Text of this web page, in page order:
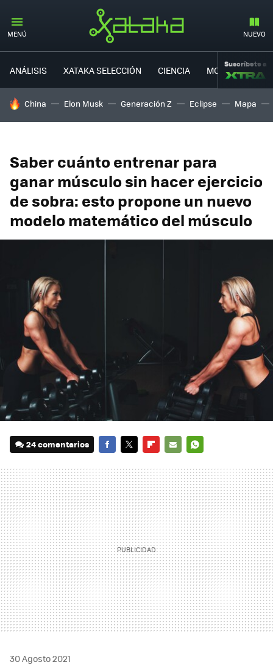
MENÚ NUEVO
ANÁLISIS XATAKA SELECCIÓN CIENCIA MOVILIDAD
Suscríbete a
HOY SE HABLA DE
China Elon Musk Generación Z Eclipse Mapa
Saber cuánto entrenar para
ganar músculo sin hacer ejercicio
de sobra: esto propone un nuevo
modelo matemático del músculo
24 comentarios
MAIL
30 Agosto 2021